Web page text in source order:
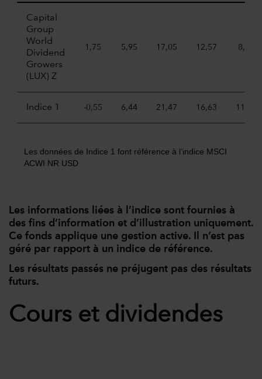
Capital
Group
World
Dividend
Growers
(LUX) Z
1,75 5,95 17,05 12,57 8,81
Indice 1 -0,55 6,44 21,47 16,63 11,52
Les données de Indice 1 font référence à l’indice MSCI
ACWI NR USD
Les informations liées à l’indice sont fournies à
des fins d’information et d’illustration uniquement.
Ce fonds applique une gestion active. Il n’est pas
géré par rapport à un indice de référence.
Les résultats passés ne préjugent pas des résultats
futurs.
Cours et dividendes